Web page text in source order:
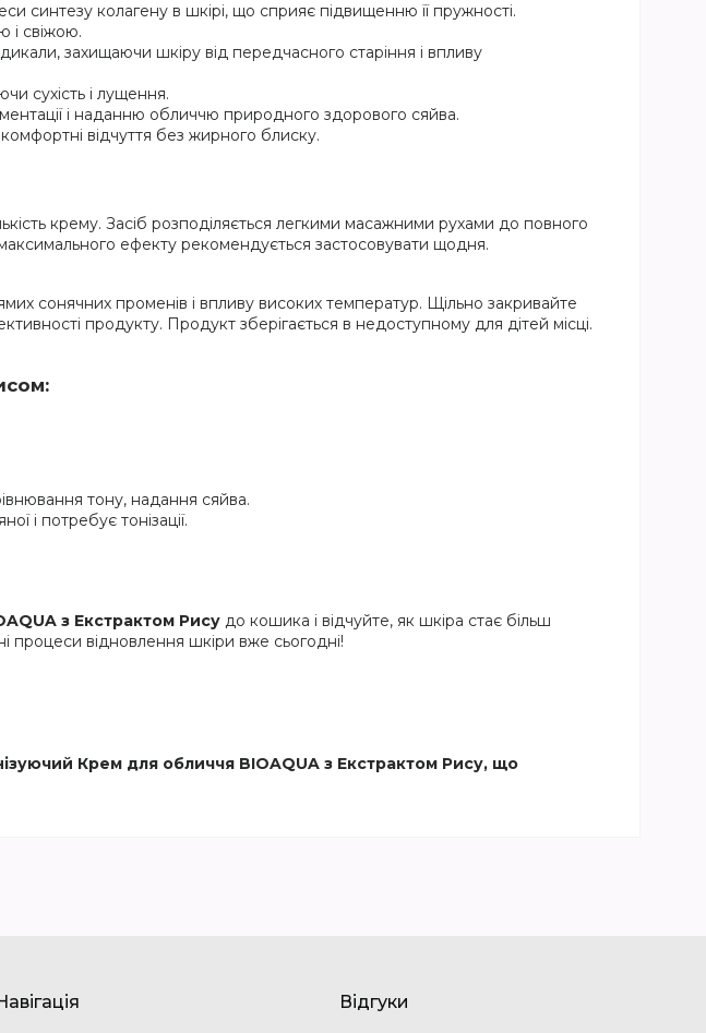
синтезу колагену в шкірі, що сприяє підвищенню її пружності.
і свіжою.
захищаючи шкіру від передчасного старіння і впливу
сухість і лущення.
і наданню обличчю природного здорового сяйва.
відчуття без жирного блиску.
крему. Засіб розподіляється легкими масажними рухами до повного
ефекту рекомендується застосовувати щодня.
сонячних променів і впливу високих температур. Щільно закривайте
продукту. Продукт зберігається в недоступному для дітей місці.
тону, надання сяйва.
і потребує тонізації.
з Екстрактом Рису до кошика і відчуйте, як шкіра стає більш
процеси відновлення шкіри вже сьогодні!
Крем для обличчя BIOAQUA з Екстрактом Рису, що
Відгуки